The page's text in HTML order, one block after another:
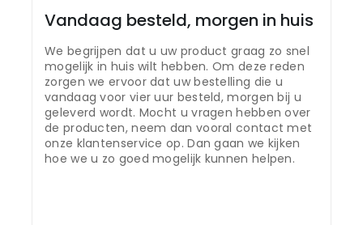
Vandaag besteld, morgen in huis
We begrijpen dat u uw product graag zo snel
mogelijk in huis wilt hebben. Om deze reden
zorgen we ervoor dat uw bestelling die u
vandaag voor vier uur besteld, morgen bij u
geleverd wordt. Mocht u vragen hebben over
de producten, neem dan vooral contact met
onze klantenservice op. Dan gaan we kijken
hoe we u zo goed mogelijk kunnen helpen.